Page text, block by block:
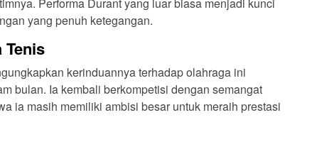
yang penuh ketegangan.
Tenis
kerinduannya terhadap olahraga ini
bulan. Ia kembali berkompetisi dengan semangat
ia masih memiliki ambisi besar untuk meraih prestasi